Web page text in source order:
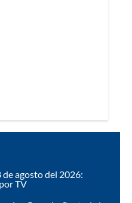
agosto del 2026:
TV